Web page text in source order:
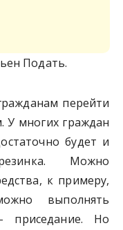
Подать.
перейти
У многих граждан
будет и
Можно
к примеру,
выполнять
приседание. Но